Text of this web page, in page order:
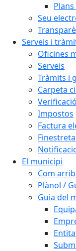
Seu
Serveis i
Oficines
Serveis
Tràmits i
Carpeta
Impostos
Factura
El municipi
Com
Plànol /
Guia del